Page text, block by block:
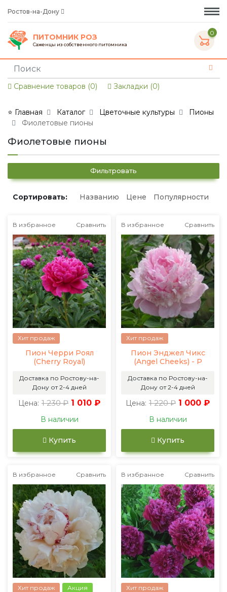
Ростов-на-Дону
ПИТОМНИК РОЗ
Саженцы из собственного питомника
0
Сравнение товаров (0) Закладки (0)
⭐ Главная Каталог Цветочные культуры
Пионы
Фиолетовые пионы
Фиолетовые пионы
Фильтровать
Сортировать: Названию Цене Популярности
В избранное Сравнить
Хит продаж
Пион Черри Роял
(Cherry Royal)
Доставка по Ростову-на-
Дону от 2-4 дней
Цена: 1 230 ₽ 1 010 ₽
В наличии
Купить
В избранное Сравнить
Хит продаж
Пион Энджел Чикс
(Angel Cheeks) - Р
Доставка по Ростову-на-
Дону от 2-4 дней
Цена: 1 220 ₽ 1 000 ₽
В наличии
Купить
В избранное Сравнить
Хит продаж Акция
В избранное Сравнить
Хит продаж